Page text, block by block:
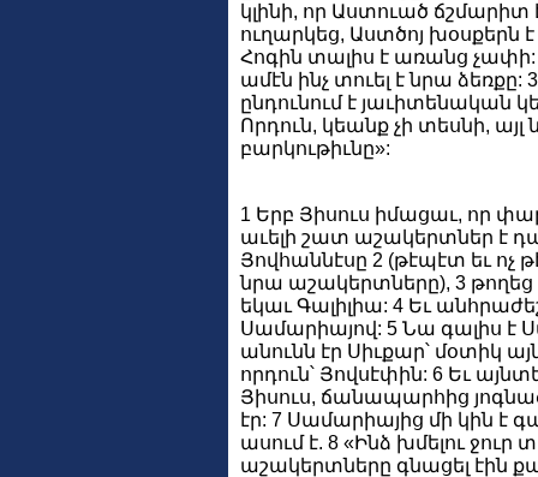
կլինի, որ Աստուած ճշմարիտ
ուղարկեց, Աստծոյ խօսքերն
Հոգին տալիս է առանց չափի:
ամէն ինչ տուել է նրա ձեռքը:
ընդունում է յաւիտենական
Որդուն, կեանք չի տեսնի, այլ
բարկութիւնը»:
1 Երբ Յիսուս իմացաւ, որ
աւելի շատ աշակերտներ է
Յովհաննէսը 2 (թէպէտ եւ ոչ
նրա աշակերտները), 3
եկաւ Գալիլիա: 4 Եւ
Սամարիայով: 5 Նա գալիս է
անունն էր Սիւքար՝ մօտիկ
որդուն՝ Յովսէփին: 6 Եւ
Յիսուս, ճանապարհից
էր: 7 Սամարիայից մի կին է
ասում է. 8 «Ինձ խմելու ջուր
աշակերտները գնացել էին